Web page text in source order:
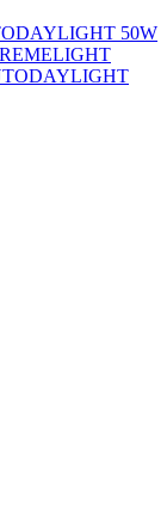
50W